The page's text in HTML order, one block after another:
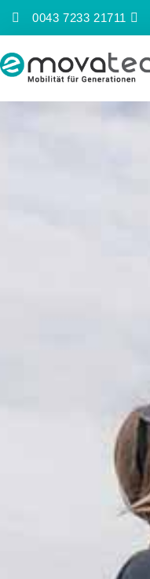
Inhalt
0043 7233 21711